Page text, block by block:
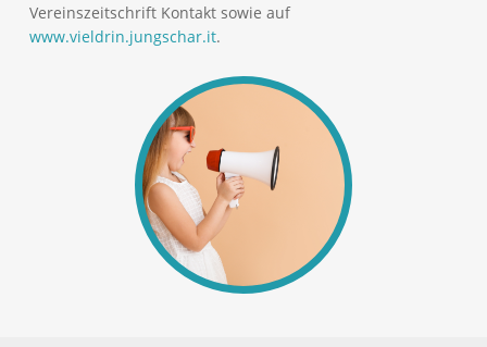
Vereinszeitschrift Kontakt sowie auf
www.vieldrin.jungschar.it.